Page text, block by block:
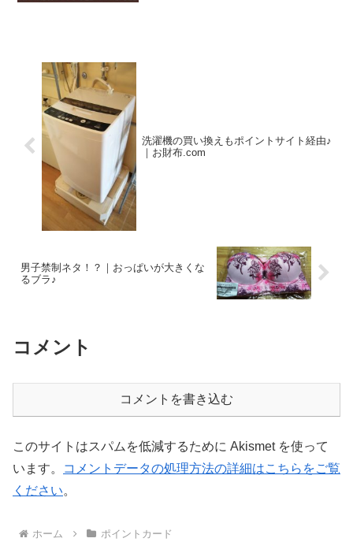
洗濯機の買い換えもポイントサイト経由♪
｜お財布.com
男子禁制ネタ！？｜おっぱいが大きくな
るブラ♪
コメント
コメントを書き込む
このサイトはスパムを低減するために Akismet を使って
います。
コメントデータの処理方法の詳細はこちらをご覧
ください。
ホーム ポイントカード